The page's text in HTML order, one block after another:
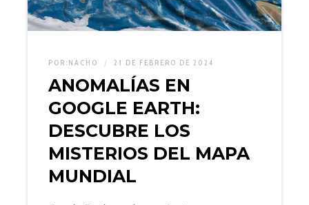
POR: NACHO 21 DE FEBRERO DE 2024
ANOMALÍAS EN
GOOGLE EARTH:
DESCUBRE LOS
MISTERIOS DEL MAPA
MUNDIAL